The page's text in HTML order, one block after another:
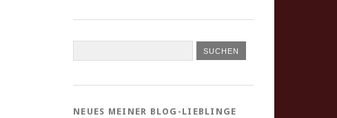
NEUES MEINER BLOG-LIEBLINGE